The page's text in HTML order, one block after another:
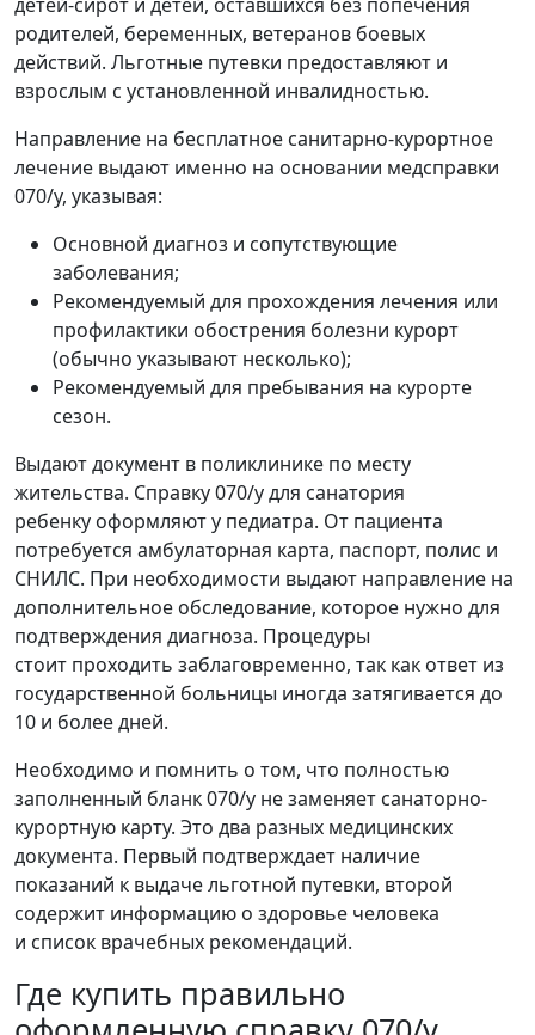
детей-сирот и детей, оставшихся без попечения
родителей, беременных, ветеранов боевых
действий. Льготные путевки предоставляют и
взрослым с установленной инвалидностью.
Направление на бесплатное санитарно-курортное
лечение выдают именно на основании медсправки
070/у, указывая:
Основной диагноз и сопутствующие
заболевания;
Рекомендуемый для прохождения лечения или
профилактики обострения болезни курорт
(обычно указывают несколько);
Рекомендуемый для пребывания на курорте
сезон.
Выдают документ в поликлинике по месту
жительства. Справку 070/у для санатория
ребенку оформляют у педиатра. От пациента
потребуется амбулаторная карта, паспорт, полис и
СНИЛС. При необходимости выдают направление на
дополнительное обследование, которое нужно для
подтверждения диагноза. Процедуры
стоит проходить заблаговременно, так как ответ из
государственной больницы иногда затягивается до
10 и более дней.
Необходимо и помнить о том, что полностью
заполненный бланк 070/у не заменяет санаторно-
курортную карту. Это два разных медицинских
документа. Первый подтверждает наличие
показаний к выдаче льготной путевки, второй
содержит информацию о здоровье человека
и список врачебных рекомендаций.
Где купить правильно